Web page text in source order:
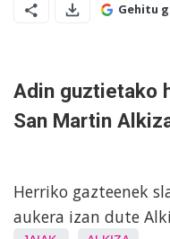
Gehitu
Adin guztietako
San Martin
Herriko gazteenek
aukera izan dute